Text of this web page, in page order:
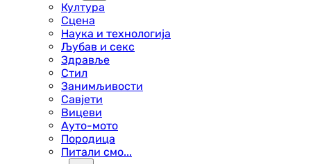
Култура
Сцена
Наука и технологија
Љубав и секс
Здравље
Стил
Занимљивости
Савјети
Вицеви
Ауто-мото
Породица
Питали смо...